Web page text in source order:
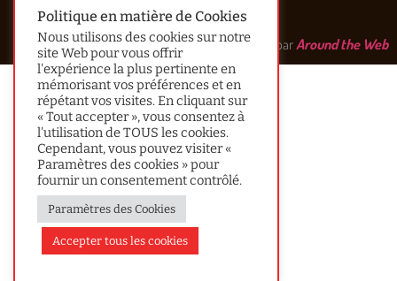
Contact
Réalisé parAround the Web
Politique en matière de Cookies
Nous utilisons des cookies sur notre
site Web pour vous offrir
l'expérience la plus pertinente en
mémorisant vos préférences et en
répétant vos visites. En cliquant sur
« Tout accepter », vous consentez à
l'utilisation de TOUS les cookies.
Cependant, vous pouvez visiter «
Paramètres des cookies » pour
fournir un consentement contrôlé.
Paramètres des Cookies
Accepter tous les cookies